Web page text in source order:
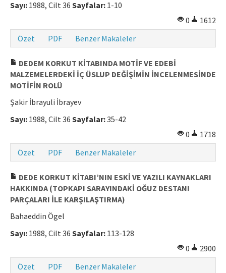
Sayı: 1988, Cilt 36 Sayfalar: 1-10
0
1612
Özet
PDF Benzer Makaleler
DEDEM KORKUT KİTABINDA MOTİF VE EDEBİ
MALZEMELERDEKİ İÇ ÜSLUP DEĞİŞİMİN İNCELENMESİNDE
MOTİFİN ROLÜ
Şakir İbrayuli İbrayev
Sayı: 1988, Cilt 36 Sayfalar:35-42
0
1718
Özet
PDF Benzer Makaleler
DEDE KORKUT KİTABI’NIN ESKİ VE YAZILI KAYNAKLARI
HAKKINDA (TOPKAPI SARAYINDAKİ OĞUZ DESTANI
PARÇALARI İLE KARŞILAŞTIRMA)
Bahaeddin Ögel
Sayı: 1988, Cilt 36 Sayfalar: 113-128
0
2900
Özet
PDF Benzer Makaleler